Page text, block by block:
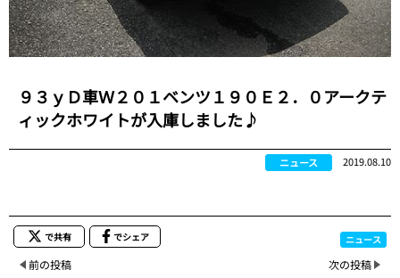
９３ｙＤ車Ｗ２０１ベンツ１９０Ｅ２．０アークテ
ィックホワイトが入庫しました♪
ニュース 2019.08.10
で共有 でシェア ニュース
前の投稿 次の投稿